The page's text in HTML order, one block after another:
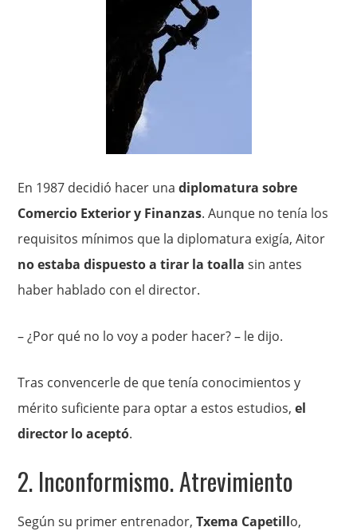
En 1987 decidió hacer unadiplomatura sobre
Comercio Exterior y Finanzas. Aunque no tenía los
requisitos mínimos que la diplomatura exigía, Aitor
no estaba dispuesto a tirar la toalla sin antes
haber hablado con el director.
– ¿Por qué no lo voy a poder hacer? – le dijo.
Tras convencerle de que tenía conocimientos y
mérito suficiente para optar a estos estudios, el
director lo aceptó.
2. Inconformismo. Atrevimiento
Según su primer entrenador,Txema Capetillo,